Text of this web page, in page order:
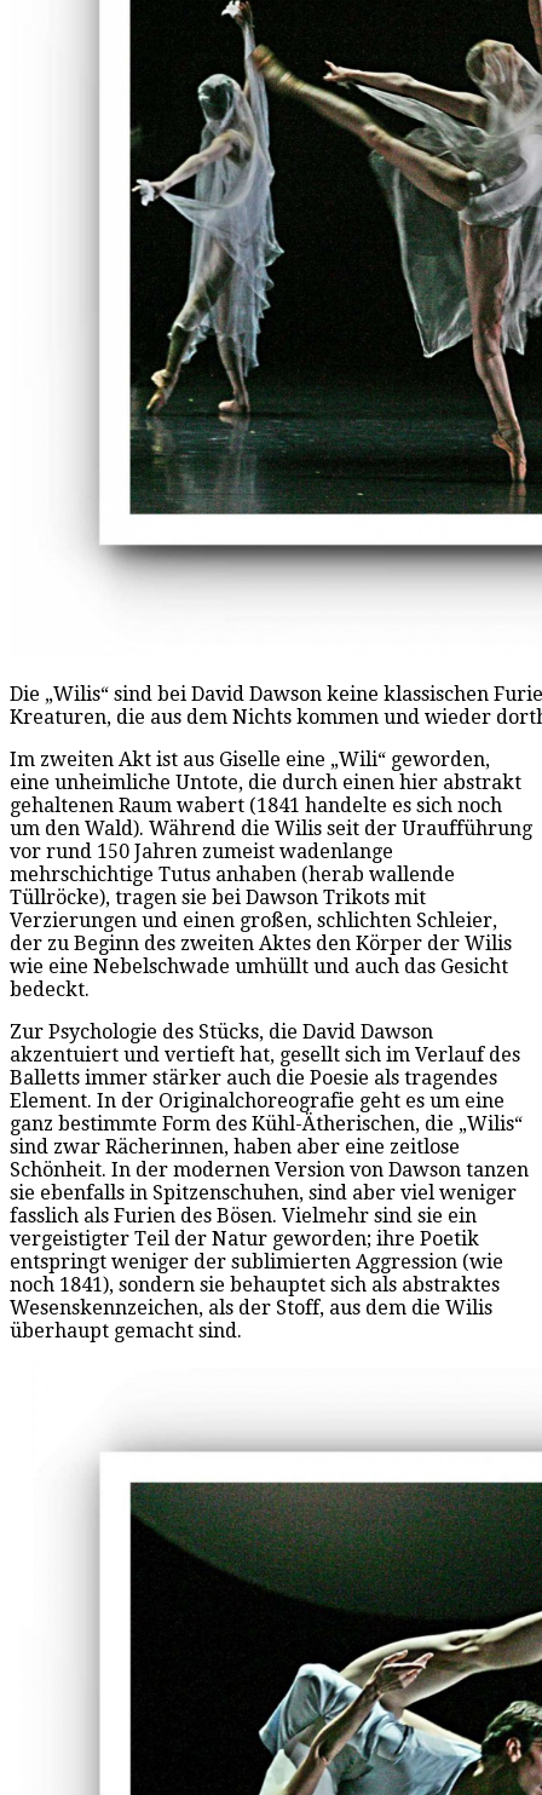
Die „Wilis“ sind bei David Dawson keine klassischen
Kreaturen, die aus dem Nichts kommen und wieder
Im zweiten Akt ist aus Giselle eine „Wili“ geworden,
eine unheimliche Untote, die durch einen hier abstrakt
gehaltenen Raum wabert (1841 handelte es sich noch
um den Wald). Während die Wilis seit der Uraufführung
vor rund 150 Jahren zumeist wadenlange
mehrschichtige Tutus anhaben (herab wallende
Tüllröcke), tragen sie bei Dawson Trikots mit
Verzierungen und einen großen, schlichten Schleier,
der zu Beginn des zweiten Aktes den Körper der Wilis
wie eine Nebelschwade umhüllt und auch das Gesicht
bedeckt.
Zur Psychologie des Stücks, die David Dawson
akzentuiert und vertieft hat, gesellt sich im Verlauf des
Balletts immer stärker auch die Poesie als tragendes
Element. In der Originalchoreografie geht es um eine
ganz bestimmte Form des Kühl-Ätherischen, die „Wilis“
sind zwar Rächerinnen, haben aber eine zeitlose
Schönheit. In der modernen Version von Dawson tanzen
sie ebenfalls in Spitzenschuhen, sind aber viel weniger
fasslich als Furien des Bösen. Vielmehr sind sie ein
vergeistigter Teil der Natur geworden; ihre Poetik
entspringt weniger der sublimierten Aggression (wie
noch 1841), sondern sie behauptet sich als abstraktes
Wesenskennzeichen, als der Stoff, aus dem die Wilis
überhaupt gemacht sind.